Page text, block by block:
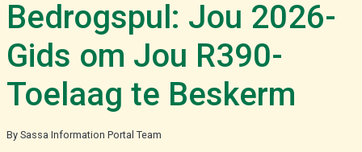
Status Kontrole
Bedrogspul: Jou 2026-
Gids om Jou R390-
Toelaag te Beskerm
By Sassa Information Portal Team